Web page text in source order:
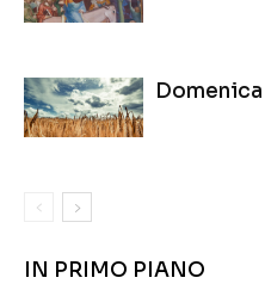
Domenica
IN PRIMO PIANO